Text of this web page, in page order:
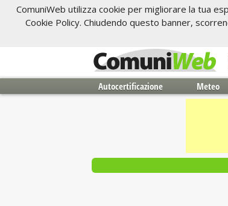
ComuniWeb utilizza cookie per migliorare la tua
Cookie Policy. Chiudendo questo banner,
Autocertificazione Meteo